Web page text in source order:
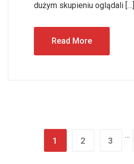
dużym skupieniu oglądali […]
Read More
1 2 3
…